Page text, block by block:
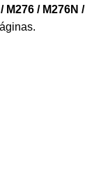
M276 / M276N /